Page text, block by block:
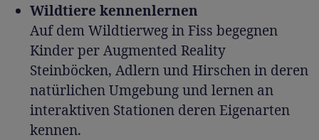
Wildtiere kennenlernen
Auf dem Wildtierweg in Fiss begegnen
Kinder per Augmented Reality
Steinböcken, Adlern und Hirschen in deren
natürlichen Umgebung und lernen an
interaktiven Stationen deren Eigenarten
kennen.